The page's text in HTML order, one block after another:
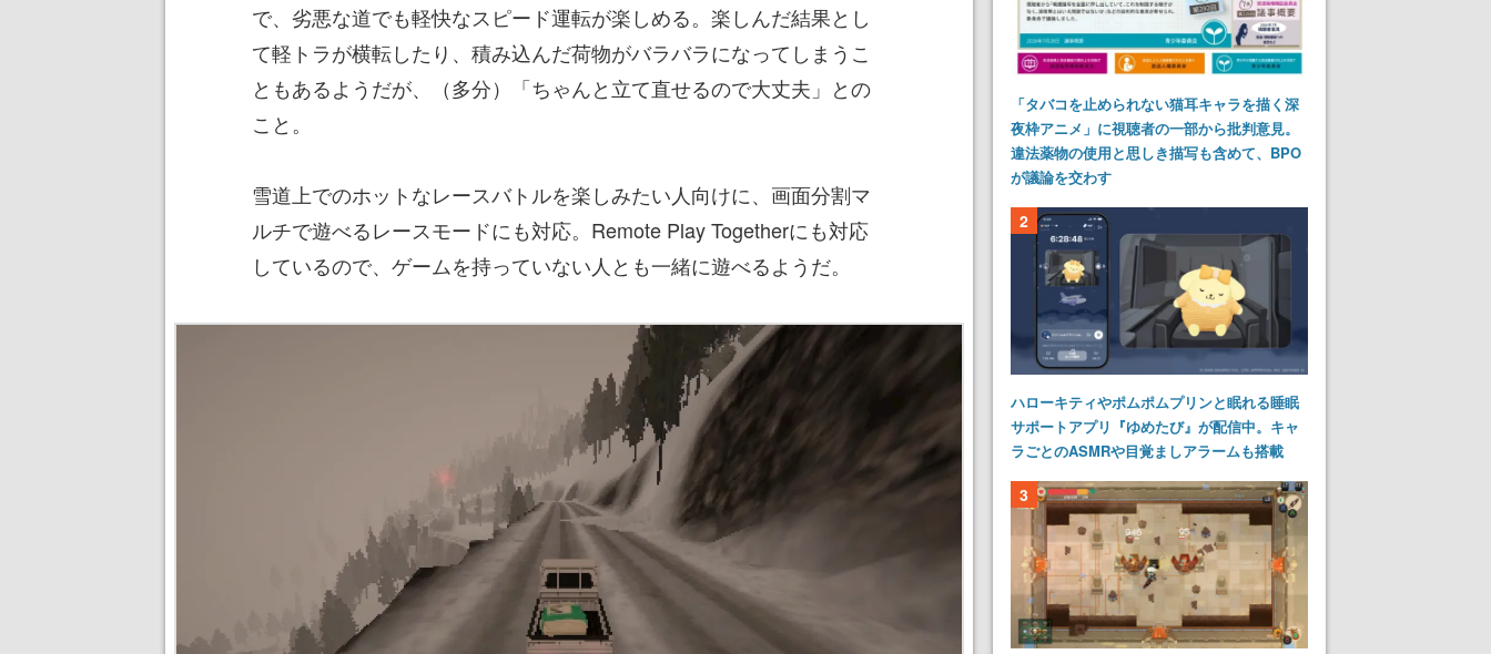
で、劣悪な道でも軽快なスピード運転が楽しめる。楽しんだ結果とし
て軽トラが横転したり、積み込んだ荷物がバラバラになってしまうこ
ともあるようだが、（多分）「ちゃんと立て直せるので大丈夫」との
こと。
雪道上でのホットなレースバトルを楽しみたい人向けに、画面分割マ
ルチで遊べるレースモードにも対応。Remote Play Togetherにも対応
しているので、ゲームを持っていない人とも一緒に遊べるようだ。
「タバコを止められない猫耳キャラを描く深
夜枠アニメ」に視聴者の一部から批判意見。
違法薬物の使用と思しき描写も含めて、BPO
が議論を交わす
2
ハローキティやポムポムプリンと眠れる睡眠
サポートアプリ『ゆめたび』が配信中。キャ
ラごとのASMRや目覚ましアラームも搭載
3